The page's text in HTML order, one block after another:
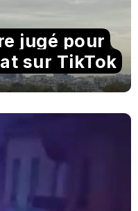
jugé pour
sur TikTok